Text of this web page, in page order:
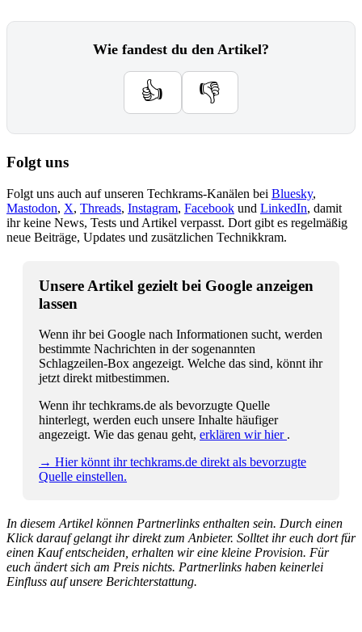
Wie fandest du den Artikel?
👍 👎
Folgt uns
Folgt uns auch auf unseren Techkrams-Kanälen bei Bluesky,
Mastodon, X, Threads, Instagram, Facebook und LinkedIn, damit
ihr keine News, Tests und Artikel verpasst. Dort gibt es regelmäßig
neue Beiträge, Updates und zusätzlichen Technikkram.
Unsere Artikel gezielt bei Google anzeigen
lassen
Wenn ihr bei Google nach Informationen sucht, werden
bestimmte Nachrichten in der sogenannten
Schlagzeilen-Box angezeigt. Welche das sind, könnt ihr
jetzt direkt mitbestimmen.
Wenn ihr techkrams.de als bevorzugte Quelle
hinterlegt, werden euch unsere Inhalte häufiger
angezeigt. Wie das genau geht, erklären wir hier .
→ Hier könnt ihr techkrams.de direkt als bevorzugte
Quelle einstellen.
In diesem Artikel können Partnerlinks enthalten sein. Durch einen
Klick darauf gelangt ihr direkt zum Anbieter. Solltet ihr euch dort für
einen Kauf entscheiden, erhalten wir eine kleine Provision. Für
euch ändert sich am Preis nichts. Partnerlinks haben keinerlei
Einfluss auf unsere Berichterstattung.